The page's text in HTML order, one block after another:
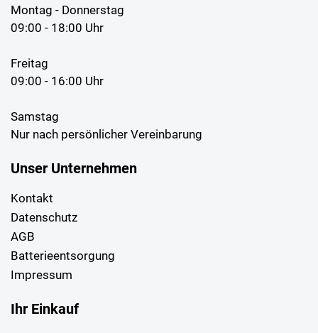
Montag - Donnerstag
09:00 - 18:00 Uhr
Freitag
09:00 - 16:00 Uhr
Samstag
Nur nach persönlicher Vereinbarung
Unser Unternehmen
Kontakt
Datenschutz
AGB
Batterieentsorgung
Impressum
Ihr Einkauf